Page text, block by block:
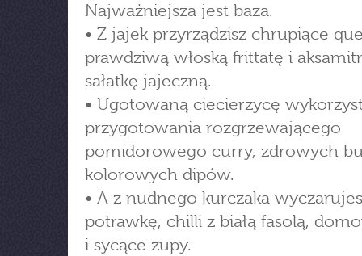
Najważniejsza jest baza.
• Z jajek przyrządzisz chrupiące
prawdziwą włoską frittatę i
sałatkę jajeczną.
• Ugotowaną ciecierzycę
przygotowania rozgrzewającego
pomidorowego curry, zdrowych
kolorowych dipów.
• A z nudnego kurczaka
potrawkę, chilli z białą fasolą,
i sycące zupy.